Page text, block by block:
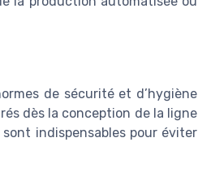
de sécurité et d’hygiène
dès la conception de la ligne
indispensables pour éviter